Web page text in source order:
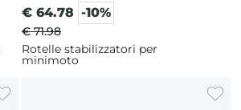
€ 64.78 -10%
€ 71.98
Rotelle stabilizzatori per
minimoto